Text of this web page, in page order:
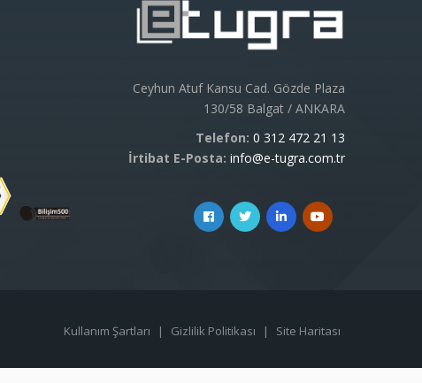
Ceyhun Atuf Kansu Cad. Gözde Plaza
130/58 Balgat / ANKARA
Telefon: 0 312 472 21 13
İrtibat E-Posta: info@e-tugra.com.tr
Kullanım Şartları | Gizlilik Politikası | Site Haritası